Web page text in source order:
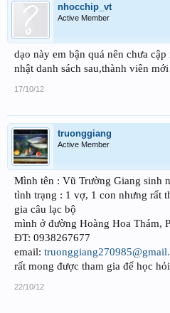
nhocchip_vt
Active Member
dạo này em bận quá nên chưa
nhật danh sách sau,thành viên
17/10/12
truonggiang
Active Member
Mình tên : Vũ Trường Giang sinh
tình trạng : 1 vợ, 1 con nhưng rất
gia câu lạc bộ
mình ở đường Hoàng Hoa Thám,
ĐT: 0938267677
email:
rất mong được tham gia để học
22/10/12